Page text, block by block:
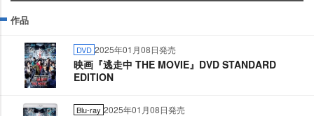
作品
DVD 2025年01月08日発売
映画『逃走中 THE MOVIE』DVD STANDARD
EDITION
Blu-ray 2025年01月08日発売